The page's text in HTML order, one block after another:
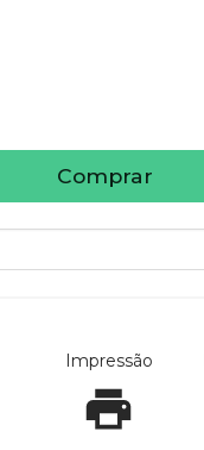
Comprar
Impressão